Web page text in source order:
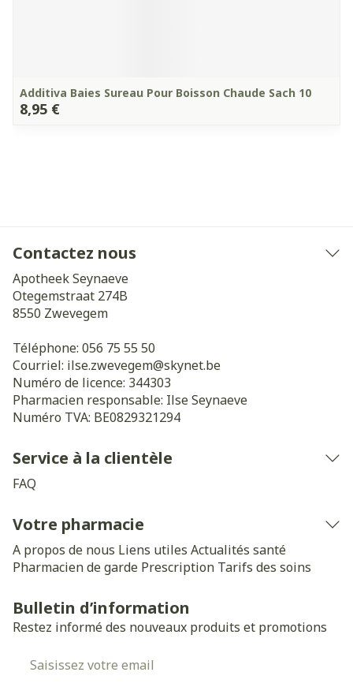
Additiva Baies Sureau Pour Boisson Chaude Sach 10
8,95 €
Contactez nous
Apotheek Seynaeve
Otegemstraat 274B
8550 Zwevegem
Téléphone: 056 75 55 50
Courriel: ilse.zwevegem@skynet.be
Numéro de licence: 344303
Pharmacien responsable: Ilse Seynaeve
Numéro TVA: BE0829321294
Service à la clientèle
FAQ
Votre pharmacie
A propos de nous Liens utiles Actualités santé
Pharmacien de garde Prescription Tarifs des soins
Bulletin d’information
Restez informé des nouveaux produits et promotions